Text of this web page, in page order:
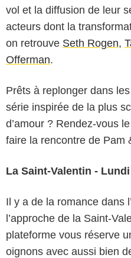
vol et la diffusion de leur
acteurs dont la
on retrouve Seth Rogen,
Offerman.
Prêts à replonger dans
série inspirée de la plus
d’amour ? Rendez-vous
faire la rencontre de Pam
La Saint-Valentin -
Il y a de la romance dans
l’approche de la Saint-
plateforme vous réserve
oignons avec aussi bien